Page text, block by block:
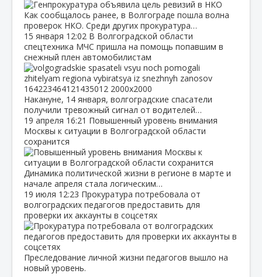
Как сообщалось ранее, в Волгограде пошла волна
проверок НКО. Среди других прокуратура…
15 января 12:02 В Волгоградской области
спецтехника МЧС пришла на помощь попавшим в
снежный плен автомобилистам
Накануне, 14 января, волгоградские спасатели
получили тревожный сигнал от водителей…
19 апреля 16:21 Повышенный уровень внимания
Москвы к ситуации в Волгоградской области
сохранится
Динамика политической жизни в регионе в марте и
начале апреля стала логическим…
19 июля 12:23 Прокуратура потребовала от
волгоградских педагогов предоставить для
проверки их аккаунты в соцсетях
Преследование личной жизни педагогов вышло на
новый уровень.